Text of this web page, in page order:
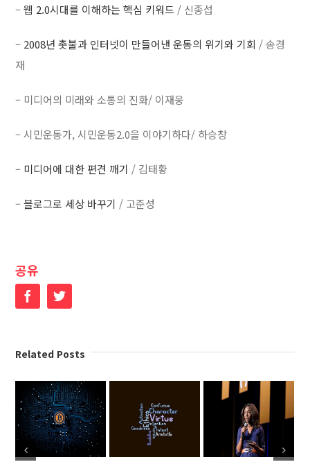
–웹 2.0시대를 이해하는 핵심 키워드 / 신종섭
– 2008년 촛불과 인터넷이 만들어낸 운동의 위기와 기회 / 송경
재
– 미디어의 미래와 소통의 진화/ 이재웅
– 시민운동가, 시민운동2.0을 이야기하다/ 하승창
– 미디어에 대한 편견 깨기 / 김태황
–블로그로 세상 바꾸기 / 고준성
공유
FacebookTwitter
Related Posts